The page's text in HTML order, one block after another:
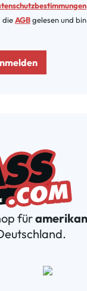
dieAGBgelesen und
für